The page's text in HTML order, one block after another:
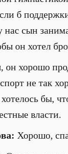
б
нас сын
он хотел
он хорошо
не так
бы,
власти.
Хорошо,